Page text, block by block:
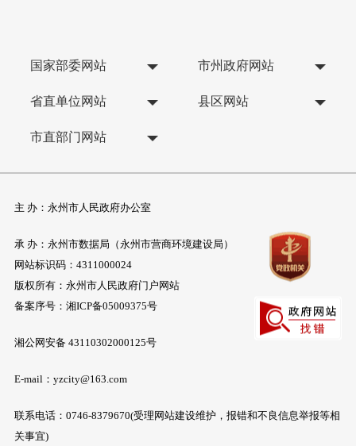
国家部委网站 市州政府网站
省直单位网站 县区网站
市直部门网站
主 办：永州市人民政府办公室
承 办：永州市数据局（永州市营商环境建设局）
网站标识码：4311000024
版权所有：永州市人民政府门户网站
备案序号： 湘ICP备05009375号
湘公网安备 43110302000125号
E-mail：yzcity@163.com
联系电话：0746-8379670(受理网站建设维护，报错和不良信息举报等相
关事宜)